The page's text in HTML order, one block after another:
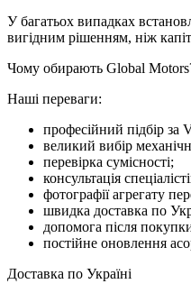
У багатьох випадках
вигідним рішенням, ніж
Чому обирають Global
Наші переваги:
професійний підбір за
великий вибір
перевірка сумісності;
консультація
фотографії агрегату
швидка доставка по
допомога після
постійне оновлення
Доставка по Україні